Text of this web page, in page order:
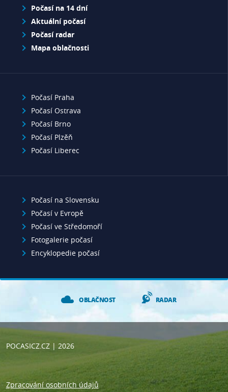
Počasí na 14 dní
Aktuální počasí
Počasí radar
Mapa oblačnosti
Počasí Praha
Počasí Ostrava
Počasí Brno
Počasí Plzěň
Počasí Liberec
Počasí na Slovensku
Počasí v Evropě
Počasí ve Středomoří
Fotogalerie počasí
Encyklopedie počasí
OBLAČNOST RADAR
POCASICZ.CZ| 2026
Zpracování osobních údajů